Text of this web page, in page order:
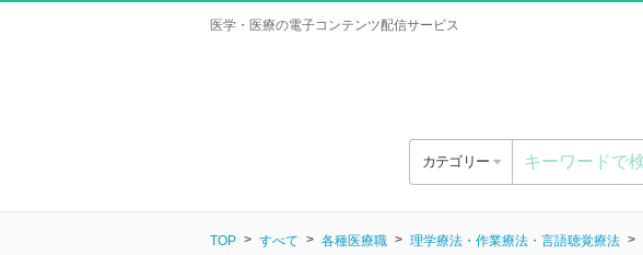
医学・医療の電子コンテンツ配信サービス
カテゴリー
TOP すべて 各種医療職 理学療法・作業療法・言語聴覚療法